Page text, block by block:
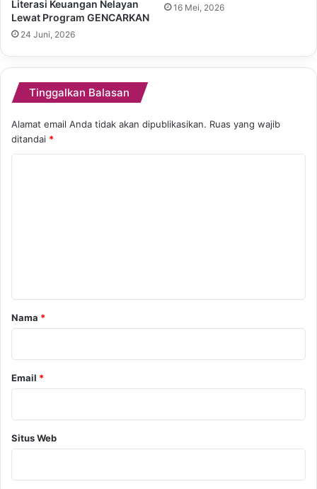
Literasi Keuangan Nelayan
Lewat Program GENCARKAN
24 Juni, 2026
16 Mei, 2026
Tinggalkan Balasan
Alamat email Anda tidak akan dipublikasikan. Ruas yang wajib
ditandai *
rNama *
Email *
Situs Web